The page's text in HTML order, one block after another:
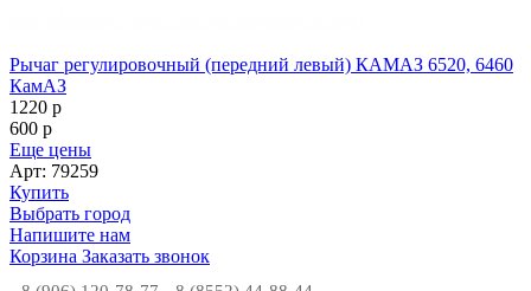
Рычаг регулировочный (передний левый) КАМАЗ 6520, 6460
КамАЗ
1220 p
600 p
Еще цены
Арт: 79259
Купить
Выбрать город
Напишите нам
Корзина Заказать звонок